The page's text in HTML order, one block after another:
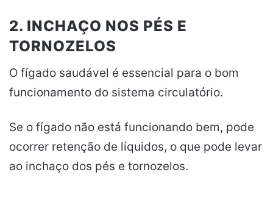
2. INCHAÇO NOS PÉS E
TORNOZELOS
O fígado saudável é essencial para o bom
funcionamento do sistema circulatório.
Se o fígado não está funcionando bem, pode
ocorrer retenção de líquidos, o que pode levar
ao inchaço dos pés e tornozelos.